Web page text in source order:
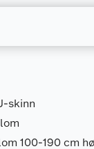
skinn
100-190 cm